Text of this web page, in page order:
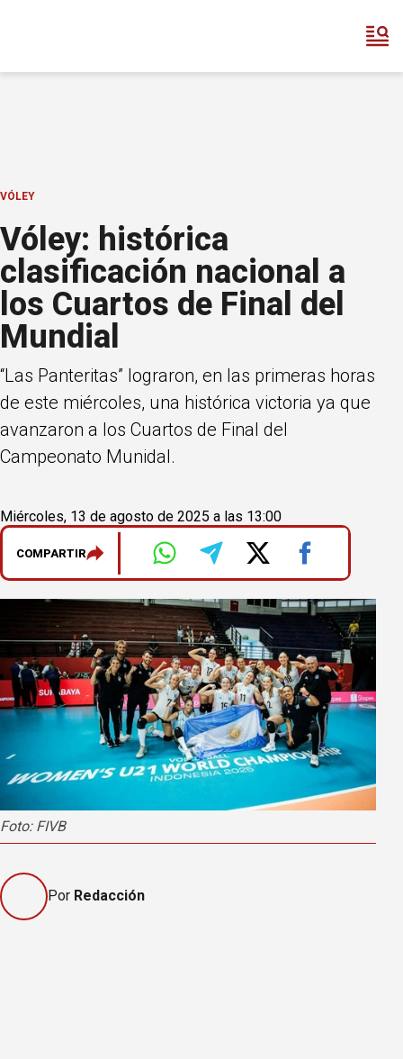
VÓLEY
Vóley: histórica
clasificación nacional a
los Cuartos de Final del
Mundial
“Las Panteritas” lograron, en las primeras horas
de este miércoles, una histórica victoria ya que
avanzaron a los Cuartos de Final del
Campeonato Munidal.
Miércoles, 13 de agosto de 2025 a las 13:00
COMPARTIR
Foto: FIVB
Por Redacción